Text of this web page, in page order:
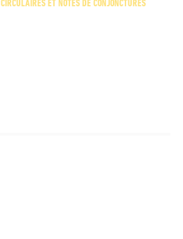
CIRCULAIRES ET NOTES DE CONJONCTURES